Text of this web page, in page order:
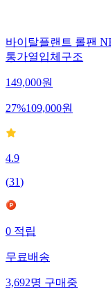
바이탈플랜트 롤팬
통가열입체구조
149,000원
27%109,000원
4.9
(31)
0 적립
무료배송
3,692명 구매중